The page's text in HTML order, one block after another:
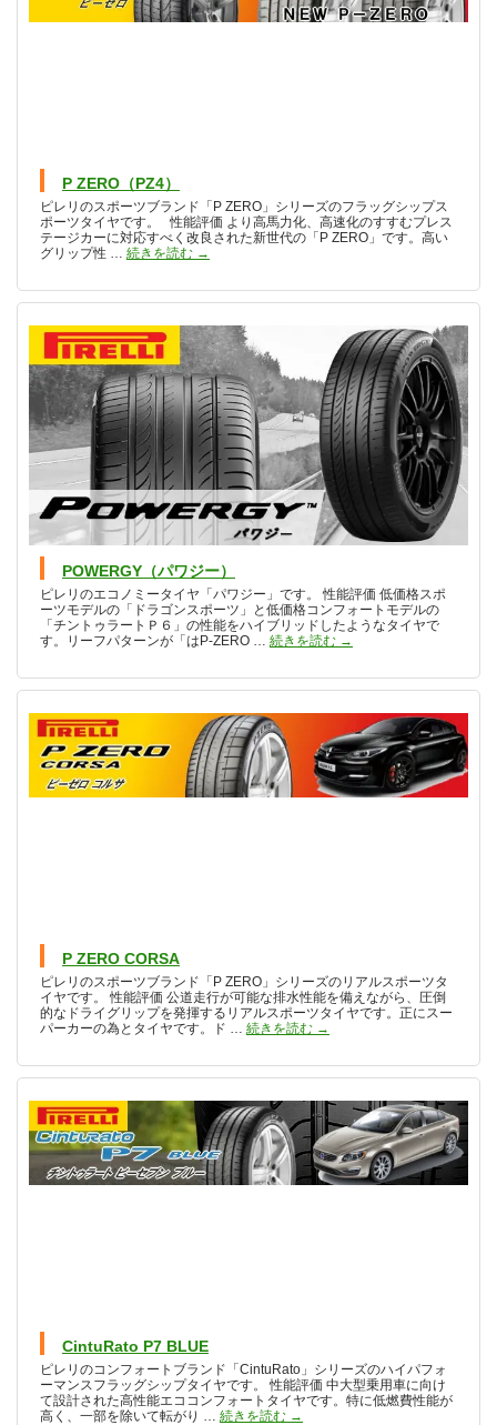
P ZERO（PZ4）
ピレリのスポーツブランド「P ZERO」シリーズのフラッグシップス
ポーツタイヤです。 性能評価 より高馬力化、高速化のすすむプレス
テージカーに対応すべく改良された新世代の「P ZERO」です。高い
グリップ性 … 続きを読む P ZERO（PZ4）
→
POWERGY（パワジー）
ピレリのエコノミータイヤ「パワジー」です。 性能評価 低価格スポ
ーツモデルの「ドラゴンスポーツ」と低価格コンフォートモデルの
「チントゥラートＰ６」の性能をハイブリッドしたようなタイヤで
す。リーフパターンが「はP-ZERO … 続きを読む POWERGY（パワジー）
→
P ZERO CORSA
ピレリのスポーツブランド「P ZERO」シリーズのリアルスポーツタ
イヤです。 性能評価 公道走行が可能な排水性能を備えながら、圧倒
的なドライグリップを発揮するリアルスポーツタイヤです。正にスー
パーカーの為とタイヤです。ド … 続きを読む P ZERO CORSA
→
CintuRato P7 BLUE
ピレリのコンフォートブランド「CintuRato」シリーズのハイパフォ
ーマンスフラッグシップタイヤです。 性能評価 中大型乗用車に向け
て設計された高性能エココンフォートタイヤです。特に低燃費性能が
高く、一部を除いて転がり … 続きを読む CintuRato P7 BLUE
→